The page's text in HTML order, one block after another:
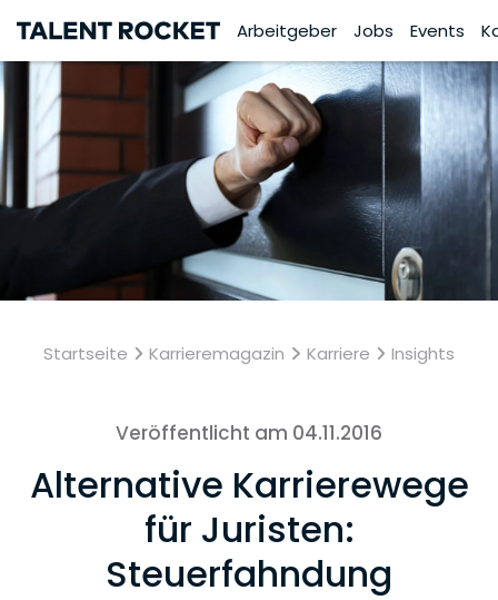
Arbeitgeber Jobs Events
Startseite Karrieremagazin Karriere Insights
Veröffentlicht am 04.11.2016
Alternative Karrierewege
für Juristen:
Steuerfahndung